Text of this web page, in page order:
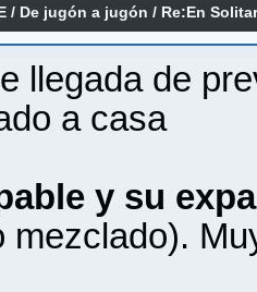
/ De jugón a jugón / Re:En
llegada de
a casa
y su
mezclado).